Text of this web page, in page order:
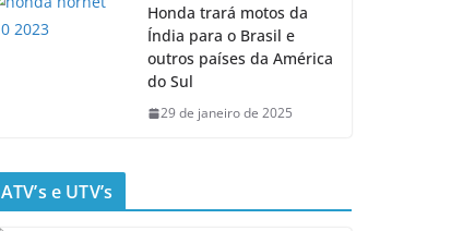
Honda trará motos da
Índia para o Brasil e
outros países da América
do Sul
29 de janeiro de 2025
ATV’s e UTV’s